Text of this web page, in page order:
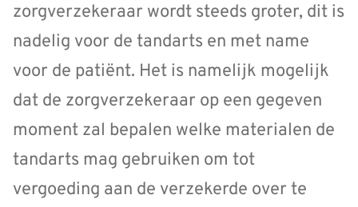
zorgverzekeraar wordt steeds groter, dit is
nadelig voor de tandarts en met name
voor de patiënt. Het is namelijk mogelijk
dat de zorgverzekeraar op een gegeven
moment zal bepalen welke materialen de
tandarts mag gebruiken om tot
vergoeding aan de verzekerde over te